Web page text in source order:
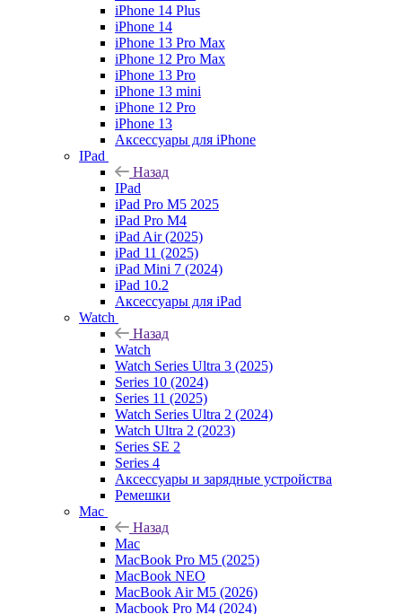
iPhone 14 Plus
iPhone 14
iPhone 13 Pro Max
iPhone 12 Pro Max
iPhone 13 Pro
iPhone 13 mini
iPhone 12 Pro
iPhone 13
Аксессуары для iPhone
IPad
Назад
IPad
iPad Pro M5 2025
iPad Pro M4
iPad Air (2025)
iPad 11 (2025)
iPad Mini 7 (2024)
iPad 10.2
Аксессуары для iPad
Watch
Назад
Watch
Watch Series Ultra 3 (2025)
Series 10 (2024)
Series 11 (2025)
Watch Series Ultra 2 (2024)
Watch Ultra 2 (2023)
Series SE 2
Series 4
Аксессуары и зарядные устройства
Ремешки
Mac
Назад
Mac
MacBook Pro M5 (2025)
MacBook NEO
MacBook Air M5 (2026)
Macbook Pro M4 (2024)